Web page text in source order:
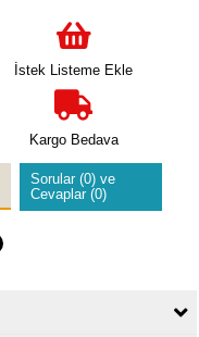
İstek Listeme Ekle
Kargo Bedava
Sorular (0) ve
Cevaplar (0)